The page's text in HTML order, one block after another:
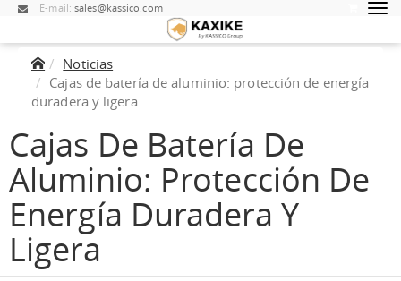
E-mail:sales@kassico.com
Noticias
Cajas de batería de aluminio: protección de energía
duradera y ligera
Cajas De Batería De
Aluminio: Protección De
Energía Duradera Y
Ligera